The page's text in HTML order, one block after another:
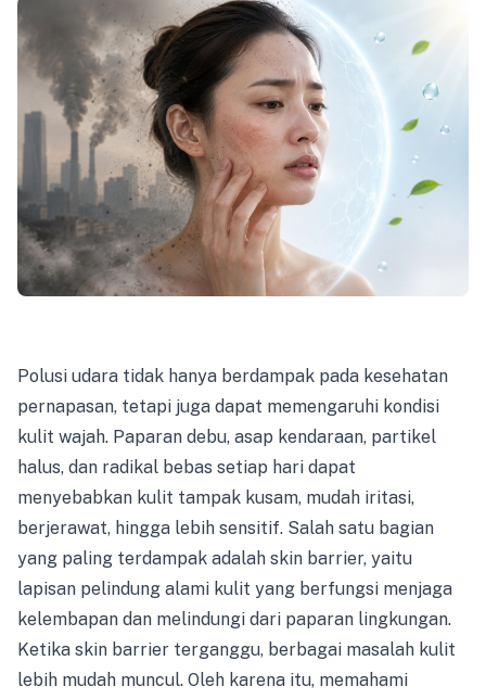
Polusi udara tidak hanya berdampak pada kesehatan
pernapasan, tetapi juga dapat memengaruhi kondisi
kulit wajah. Paparan debu, asap kendaraan, partikel
halus, dan radikal bebas setiap hari dapat
menyebabkan kulit tampak kusam, mudah iritasi,
berjerawat, hingga lebih sensitif. Salah satu bagian
yang paling terdampak adalah skin barrier, yaitu
lapisan pelindung alami kulit yang berfungsi menjaga
kelembapan dan melindungi dari paparan lingkungan.
Ketika skin barrier terganggu, berbagai masalah kulit
lebih mudah muncul. Oleh karena itu, memahami